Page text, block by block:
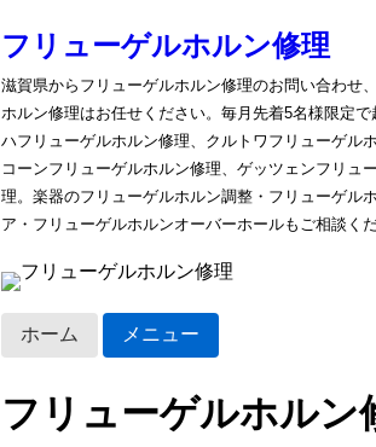
フリューゲルホルン修理
滋賀県からフリューゲルホルン修理のお問い合わせ
ホルン修理はお任せください。毎月先着5名様限定
ハフリューゲルホルン修理、クルトワフリューゲル
コーンフリューゲルホルン修理、ゲッツェンフリュ
理。楽器のフリューゲルホルン調整・フリューゲル
ア・フリューゲルホルンオーバーホールもご相談くだ
ホーム メニュー
フリューゲルホルン